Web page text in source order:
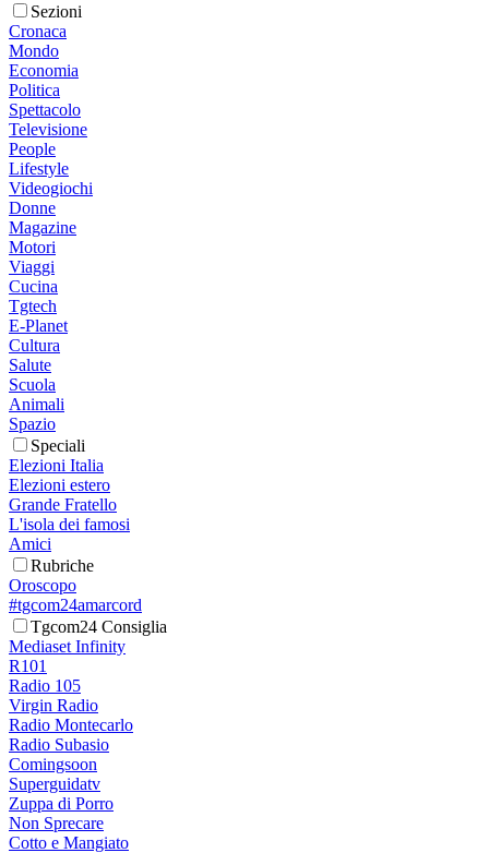
Sezioni
Cronaca
Mondo
Economia
Politica
Spettacolo
Televisione
People
Lifestyle
Videogiochi
Donne
Magazine
Motori
Viaggi
Cucina
Tgtech
E-Planet
Cultura
Salute
Scuola
Animali
Spazio
Speciali
Elezioni Italia
Elezioni estero
Grande Fratello
L'isola dei famosi
Amici
Rubriche
Oroscopo
#tgcom24amarcord
Tgcom24 Consiglia
Mediaset Infinity
R101
Radio 105
Virgin Radio
Radio Montecarlo
Radio Subasio
Comingsoon
Superguidatv
Zuppa di Porro
Non Sprecare
Cotto e Mangiato